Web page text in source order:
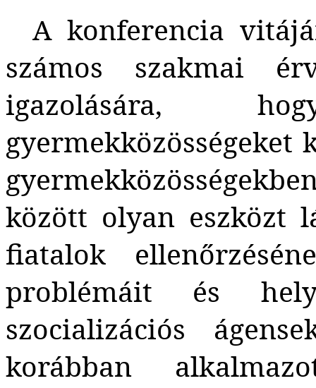
A konferencia
számos szakmai
igazolására,
között olyan eszközt
fiatalok
problémáit és
szocializációs
korábban